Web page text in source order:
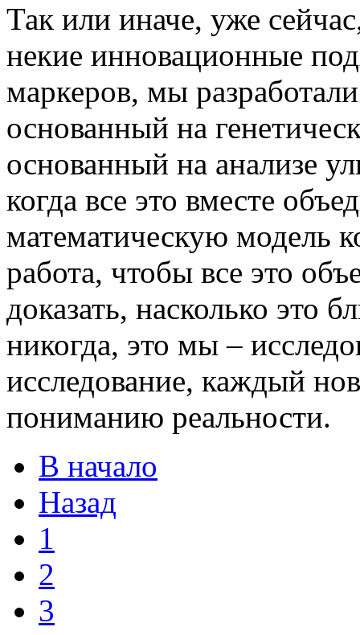
Так или иначе, уже
некие инновационные
маркеров, мы
основанный на
основанный на анализе
когда все это вместе
математическую модель
работа, чтобы все это
доказать, насколько это
никогда, это мы –
исследование, каждый
пониманию реальности.
В начало
Назад
1
2
3